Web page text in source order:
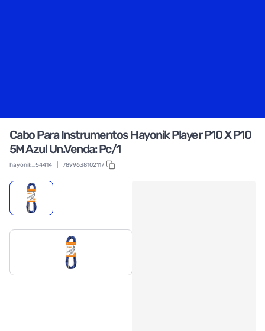
Cabo Para Instrumentos Hayonik Player P10 X P10
5M Azul Un.Venda: Pc/1
hayonik_54414 7899638102117